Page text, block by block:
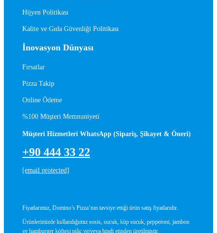
Hijyen Politikası
Kalite ve Gıda Güvenliği Politikası
İnovasyon Dünyası
Fırsatlar
Pizza Takip
Online Ödeme
%100 Müşteri Memnuniyeti
Müşteri Hizmetleri WhatsApp (Sipariş, Şikayet & Öneri)
+90 444 33 22
[email protected]
Fiyatlarımız, Domino’s Pizza’nın tavsiye ettiği ürün satış fiyatlarıdır.
Ürünlerimizde kullandığımız sosis, sucuk, küp sucuk, pepperoni, jambon
ve hamburger köftesi piliç ve/veya hindi etinden üretilmiştir.